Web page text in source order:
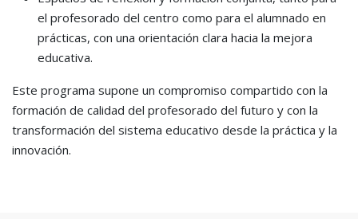
el profesorado del centro como para el alumnado en
prácticas, con una orientación clara hacia la mejora
educativa.
Este programa supone un compromiso compartido con la
formación de calidad del profesorado del futuro y con la
transformación del sistema educativo desde la práctica y la
innovación.